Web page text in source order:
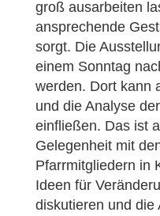
groß ausarbeiten
ansprechende
sorgt. Die
einem Sonntag
werden. Dort kann
und die Analyse
einfließen. Das ist
Gelegenheit mit
Pfarrmitgliedern in
Ideen für
diskutieren und die